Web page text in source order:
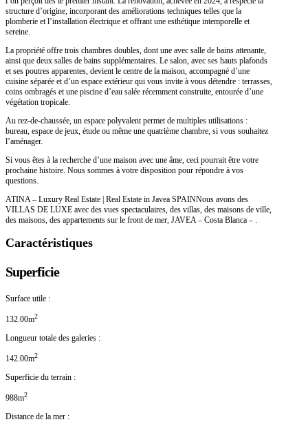
structure d’origine, incorporant des améliorations techniques telles que la
plomberie et l’installation électrique et offrant une esthétique intemporelle et
sereine.
La propriété offre trois chambres doubles, dont une avec salle de bains attenante,
ainsi que deux salles de bains supplémentaires. Le salon, avec ses hauts plafonds
et ses poutres apparentes, devient le centre de la maison, accompagné d’une
cuisine séparée et d’un espace extérieur qui vous invite à vous détendre : terrasses,
coins ombragés et une piscine d’eau salée récemment construite, entourée d’une
végétation tropicale.
Au rez-de-chaussée, un espace polyvalent permet de multiples utilisations :
bureau, espace de jeux, étude ou même une quatrième chambre, si vous souhaitez
l’aménager.
Si vous êtes à la recherche d’une maison avec une âme, ceci pourrait être votre
prochaine histoire. Nous sommes à votre disposition pour répondre à vos
questions.
ATINA – Luxury Real Estate | Real Estate in Javea SPAINNous avons des
VILLAS DE LUXE avec des vues spectaculaires, des villas, des maisons de ville,
des maisons, des appartements sur le front de mer, JAVEA – Costa Blanca – .
Caractéristiques
Superficie
Surface utile :
132.00m2
Longueur totale des galeries :
142.00m2
Superficie du terrain :
988m2
Distance de la mer :